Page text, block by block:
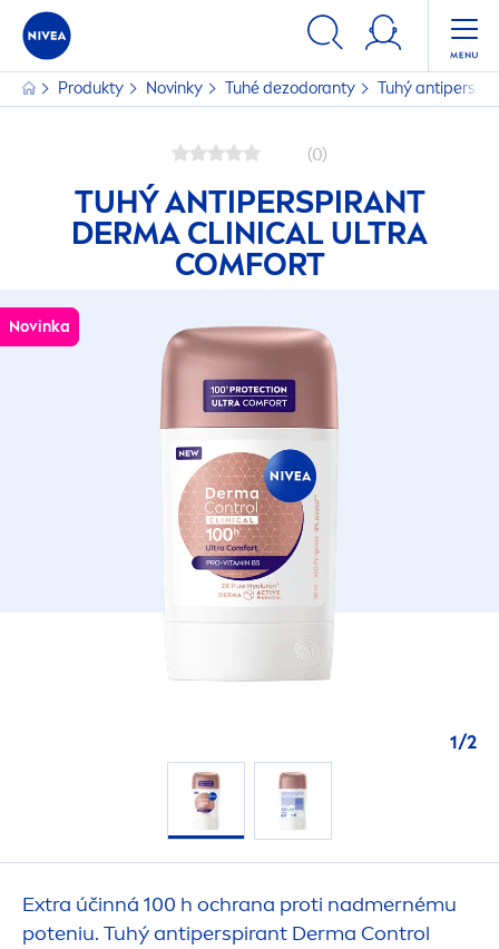
Produkty Novinky Tuhé dezodoranty Tuhý
(0)
TUHÝ ANTIPERSPIRANT
DERMA CLINICAL ULTRA
COMFORT
Novinka
1/2
Novinka
Extra účinná 100 h ochrana proti nadmernému
poteniu. Tuhý antiperspirant Derma Control